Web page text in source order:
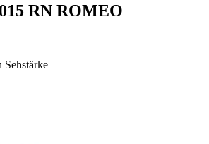
RN ROMEO